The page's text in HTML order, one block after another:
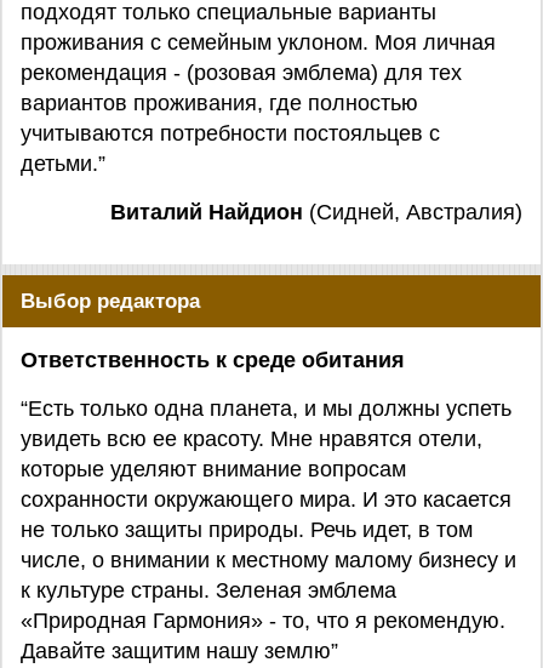
подходят только специальные варианты
проживания с семейным уклоном. Моя личная
рекомендация - (розовая эмблема) для тех
вариантов проживания, где полностью
учитываются потребности постояльцев с
детьми.”
Виталий Найдион (Сидней, Австралия)
Выбор редактора
Ответственность к среде обитания
“Есть только одна планета, и мы должны успеть
увидеть всю ее красоту. Мне нравятся отели,
которые уделяют внимание вопросам
сохранности окружающего мира. И это касается
не только защиты природы. Речь идет, в том
числе, о внимании к местному малому бизнесу и
к культуре страны. Зеленая эмблема
«Природная Гармония» - то, что я рекомендую.
Давайте защитим нашу землю”